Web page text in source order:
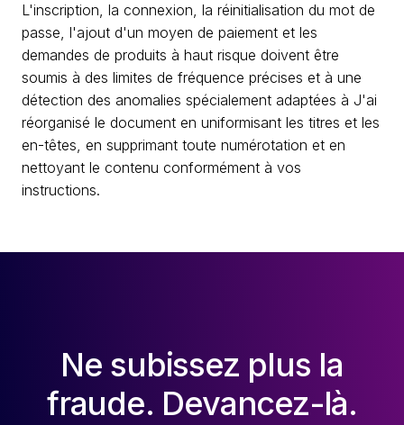
L'inscription, la connexion, la réinitialisation du mot de
passe, l'ajout d'un moyen de paiement et les
demandes de produits à haut risque doivent être
soumis à des limites de fréquence précises et à une
détection des anomalies spécialement adaptées à J'ai
réorganisé le document en uniformisant les titres et les
en-têtes, en supprimant toute numérotation et en
nettoyant le contenu conformément à vos
instructions.
Ne subissez plus la
fraude. Devancez-là.